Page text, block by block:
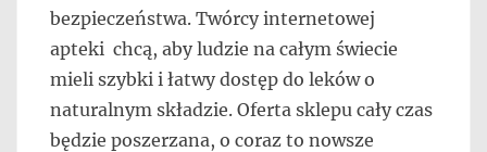
bezpieczeństwa. Twórcy internetowej
apteki chcą, aby ludzie na całym świecie
mieli szybki i łatwy dostęp do leków o
naturalnym składzie. Oferta sklepu cały czas
będzie poszerzana, o coraz to nowsze